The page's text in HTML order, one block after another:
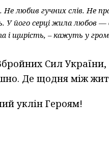
любив гучних слів. Не
У його серці жила любов —
і щирість, – кажуть у
Сил України,
Де щодня між
уклін Героям!